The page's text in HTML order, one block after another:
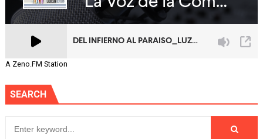
A Zeno.FM Station
SEARCH